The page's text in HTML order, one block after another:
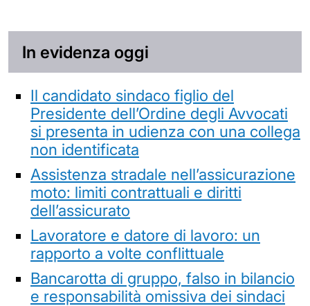
In evidenza oggi
Il candidato sindaco figlio del
Presidente dell’Ordine degli Avvocati
si presenta in udienza con una collega
non identificata
Assistenza stradale nell’assicurazione
moto: limiti contrattuali e diritti
dell’assicurato
Lavoratore e datore di lavoro: un
rapporto a volte conflittuale
Bancarotta di gruppo, falso in bilancio
e responsabilità omissiva dei sindaci